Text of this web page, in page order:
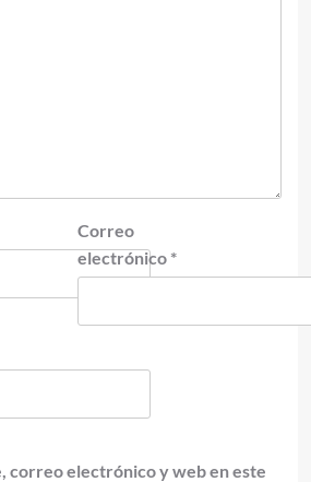
Correo
electrónico *
correo electrónico y web en este